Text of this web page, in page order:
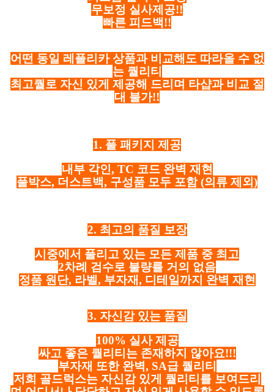
무보정 실사제공!!
빠른 피드백!!
어떤 동일 레플리카 상품과 비교해도 따라올 수 없
는 퀄리티
최고퀄로 자신 있게 제공해 드리며 타샵과 비교 절
대 불가!!
1. 풀 패키지 제공
내부 각인, TC 코드 완벽 재현
풀박스, 더스트백, 구성품 모두 포함 (의류 제외)
2. 최고의 품질 보장
시중에서 풀리고 있는 모든 제품 중 최고
2차례 검수로 불량률 거의 없음
정품 원단, 라벨, 부자재, 디테일까지 완벽 재현
3. 자신감 있는 품질
100% 실사 제공
싸고 좋은 퀄리티는 존재하지 않아요!!!
부자재 또한 완벽, SA급 퀄리티
저희 골드럭스는 자신감 있게 퀄리티를 보여드리